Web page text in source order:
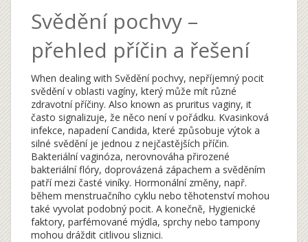
Svědění pochvy –
přehled příčin a řešení
When dealing with Svědění pochvy, nepříjemný pocit
svědění v oblasti vagíny, který může mít různé
zdravotní příčiny. Also known as pruritus vaginy, it
často signalizuje, že něco není v pořádku. Kvasinková
infekce, napadení Candida, které způsobuje výtok a
silné svěděníje jednou z nejčastějších příčin.
Bakteriální vaginóza, nerovnováha přirozené
bakteriální flóry, doprovázená zápachem a svěděním
patří mezi časté viníky. Hormonální změny, např.
během menstruačního cyklu nebo těhotenstvímohou
také vyvolat podobný pocit. A konečně, Hygienické
faktory, parfémované mýdla, sprchy nebo tampony
mohou dráždit citlivou sliznici.